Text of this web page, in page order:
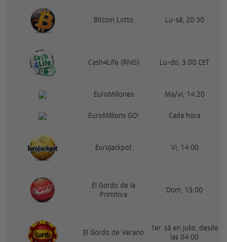
Bitcoin Lotto Lu-sá, 20:30
Cash4Life (RNG) Lu-do, 3:00 CET
EuroMillones Ma/vi, 14:20
EuroMillions GO! Cada hora
EuroJackpot Vi, 14:00
El Gordo de la
Primitiva
Dom, 13:00
El Gordo de Verano
1er. sá en julio, desde
las 04:00